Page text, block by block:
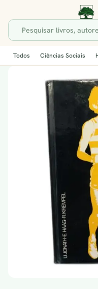
Todos Ciências Sociais